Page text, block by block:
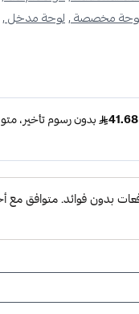
مخصصة ,لوحة مدخل ,